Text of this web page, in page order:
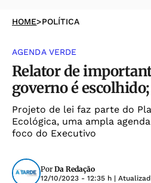
HOME>POLÍTICA
AGENDA VERDE
Relator de
governo é
Projeto de lei faz parte do
Ecológica, uma ampla
foco do Executivo
Por Da Redação
12/10/2023 - 12:35 h |